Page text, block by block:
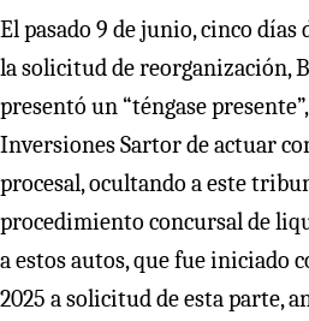
El pasado 9 de junio, cinco días
la solicitud de reorganización,
presentó un “téngase
Inversiones Sartor de actuar
procesal, ocultando a este
procedimiento concursal de
a estos autos, que fue iniciado
2025 a solicitud de esta parte,